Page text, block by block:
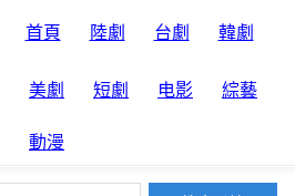
首頁 陸劇 台劇 韓劇
美劇 短劇 电影 綜藝
動漫